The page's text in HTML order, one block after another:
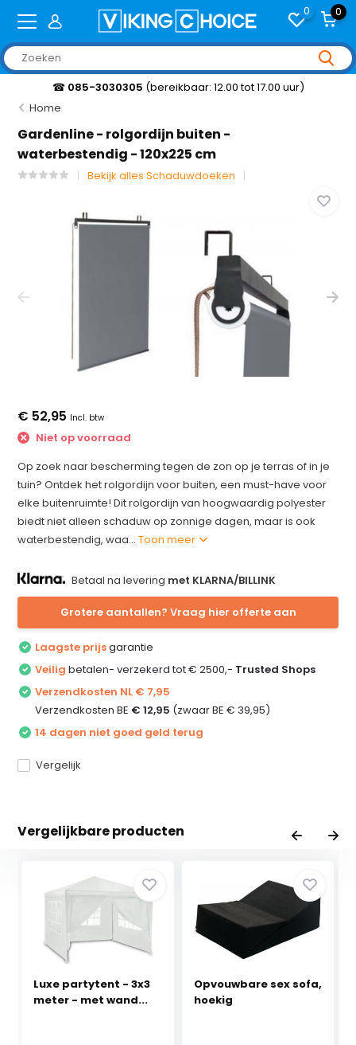
0 0
☎ 085-3030305 (bereikbaar: 12.00 tot 17.00 uur)
Home
Gardenline - rolgordijn buiten -
waterbestendig - 120x225 cm
Bekijk alles Schaduwdoeken
€ 52,95 Incl. btw
Niet op voorraad
Op zoek naar bescherming tegen de zon op je terras of in je
tuin? Ontdek het rolgordijn voor buiten, een must-have voor
elke buitenruimte! Dit rolgordijn van hoogwaardig polyester
biedt niet alleen schaduw op zonnige dagen, maar is ook
waterbestendig, waa...Toon meer
Betaal na levering met KLARNA/BILLINK
Grotere aantallen? Vraag hier offerte aan
Laagste prijsgarantie
Veilig betalen- verzekerd tot € 2500,- Trusted Shops
Verzendkosten NL € 7,95
Verzendkosten BE € 12,95 (zwaar BE € 39,95)
14 dagen niet goed geld terug
Vergelijk
Vergelijkbare producten
Luxe partytent - 3x3
meter - met wand...
Opvouwbare sex sofa,
hoekig